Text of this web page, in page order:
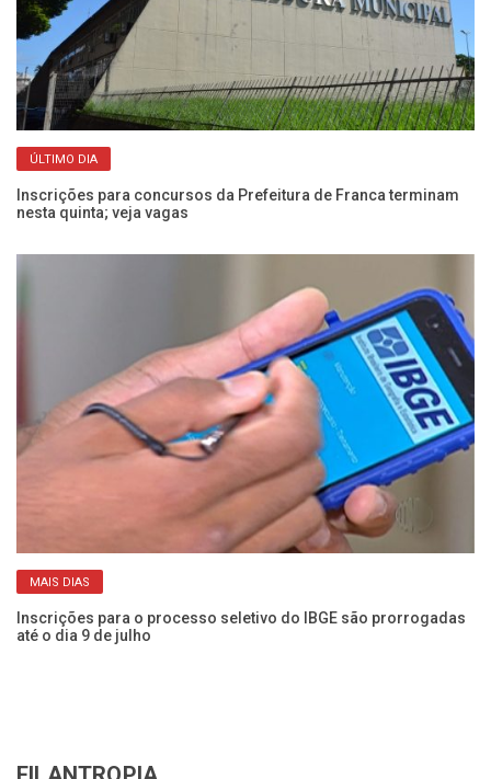
ÚLTIMO DIA
Inscrições para concursos da Prefeitura de Franca terminam
nesta quinta; veja vagas
MAIS DIAS
Inscrições para o processo seletivo do IBGE são prorrogadas
até o dia 9 de julho